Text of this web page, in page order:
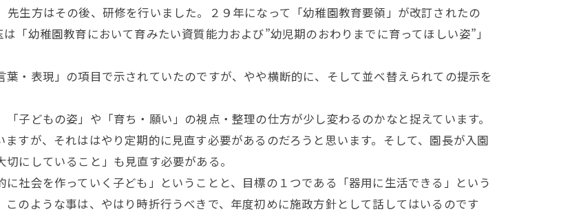
生方はその後、研修を行いました。２９年になって「幼稚園教育要領」が改訂されたの
「幼稚園教育において育みたい資質能力および”幼児期のおわりまでに育ってほしい姿”」
・表現」の項目で示されていたのですが、やや横断的に、そして並べ替えられての提示を
子どもの姿」や「育ち・願い」の視点・整理の仕方が少し変わるのかなと捉えています。
すが、それははやり定期的に見直す必要があるのだろうと思います。そして、園長が入園
にしていること」も見直す必要がある。
社会を作っていく子ども」ということと、目標の１つである「器用に生活できる」という
のような事は、やはり時折行うべきで、年度初めに施政方針として話してはいるのです